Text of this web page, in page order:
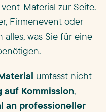
Material zur Seite.
Firmenevent oder
was Sie für eine
umfasst nicht
Kommission,
an professioneller